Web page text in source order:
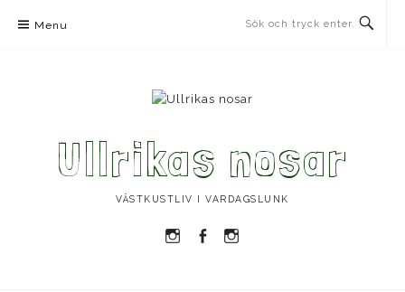
Menu
Ullrikas nosar
VÄSTKUSTLIV I VARDAGSLUNK
Instagram
Facebook